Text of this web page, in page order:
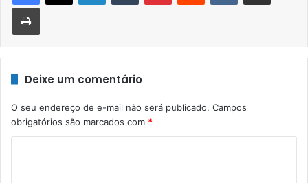
Imprimir
Deixe um comentário
O seu endereço de e-mail não será publicado. Campos
obrigatórios são marcados com *